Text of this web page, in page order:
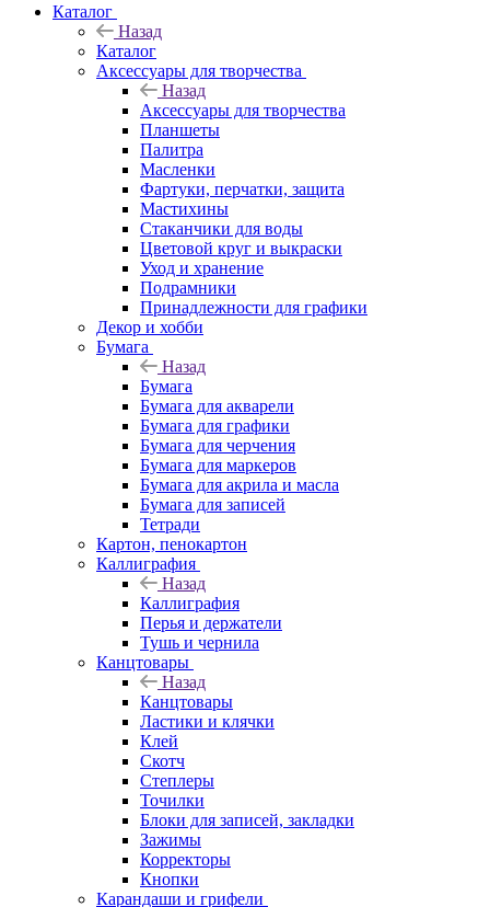
Каталог
Назад
Каталог
Аксессуары для творчества
Назад
Аксессуары для творчества
Планшеты
Палитра
Масленки
Фартуки, перчатки, защита
Мастихины
Стаканчики для воды
Цветовой круг и выкраски
Уход и хранение
Подрамники
Принадлежности для графики
Декор и хобби
Бумага
Назад
Бумага
Бумага для акварели
Бумага для графики
Бумага для черчения
Бумага для маркеров
Бумага для акрила и масла
Бумага для записей
Тетради
Картон, пенокартон
Каллиграфия
Назад
Каллиграфия
Перья и держатели
Тушь и чернила
Канцтовары
Назад
Канцтовары
Ластики и клячки
Клей
Скотч
Степлеры
Точилки
Блоки для записей, закладки
Зажимы
Корректоры
Кнопки
Карандаши и грифели